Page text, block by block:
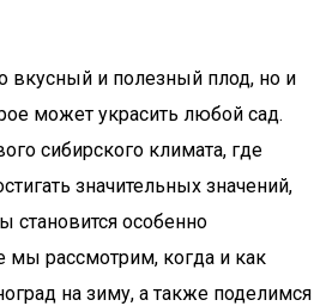
вкусный и полезный плод, но и
может украсить любой сад.
сибирского климата, где
значительных значений,
становится особенно
мы рассмотрим, когда и как
на зиму, а также поделимся